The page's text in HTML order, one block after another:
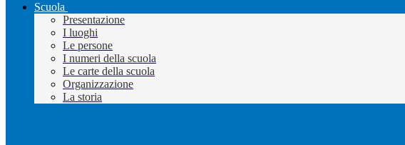
Scuola
Presentazione
I luoghi
Le persone
I numeri della scuola
Le carte della scuola
Organizzazione
La storia